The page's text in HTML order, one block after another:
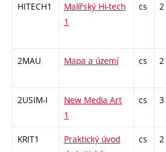
HITECH1
Malířský Hi-tech
1
cs 2
2MAU Mapa a území cs 2
2USIM-I
New Media Art
1
cs 3
KRIT1
Praktický úvod
cs 2